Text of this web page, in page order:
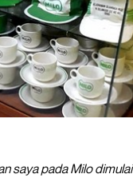
saya pada Milo